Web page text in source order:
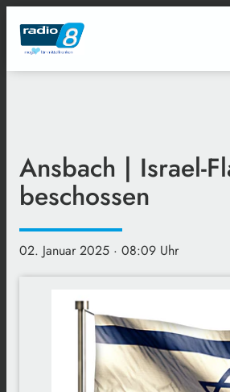
Ansbach | Israel-
beschossen
02. Januar 2025 · 08:09 Uhr